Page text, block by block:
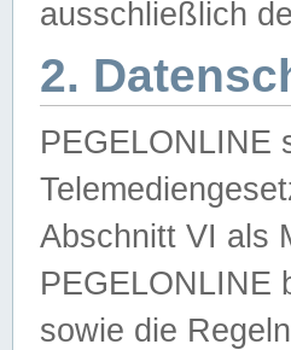
ausschließlich
2.
PEGELONLINE
Abschnitt VI als
PEGELONLINE
sowie die